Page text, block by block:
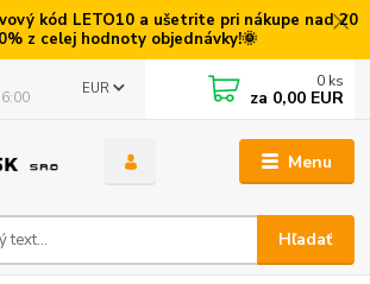
kód LETO10 a ušetrite pri nákupe nad 20
z celej hodnoty objednávky!🌞
Menu
EUR
Hľadať
0 ks
za 0,00 EUR